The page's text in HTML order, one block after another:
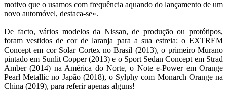
motivo que o usamos com frequência aquando do lançamento de um
novo automóvel, destaca-se».
De facto, vários modelos da Nissan, de produção ou protótipos,
foram vestidos de cor de laranja para a sua estreia: o EXTREM
Concept em cor Solar Cortex no Brasil (2013), o primeiro Murano
pintado em Sunlit Copper (2013) e o Sport Sedan Concept em Strad
Amber (2014) na América do Norte, o Note e-Power em Orange
Pearl Metallic no Japão (2018), o Sylphy com Monarch Orange na
China (2019), para referir apenas alguns!